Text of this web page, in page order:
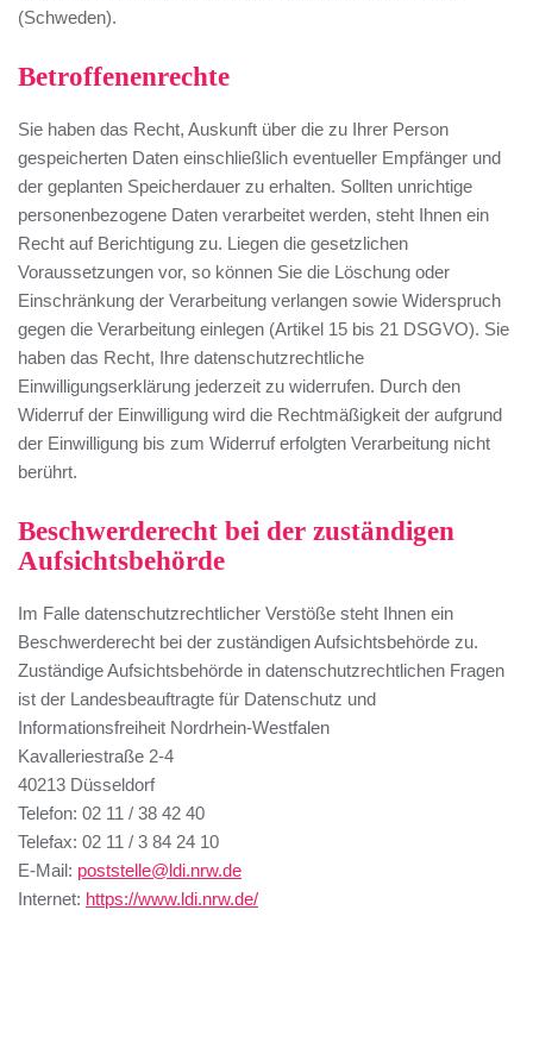
(Schweden).
Betroffenenrechte
Sie haben das Recht, Auskunft über die zu Ihrer Person
gespeicherten Daten einschließlich eventueller Empfänger und
der geplanten Speicherdauer zu erhalten. Sollten unrichtige
personenbezogene Daten verarbeitet werden, steht Ihnen ein
Recht auf Berichtigung zu. Liegen die gesetzlichen
Voraussetzungen vor, so können Sie die Löschung oder
Einschränkung der Verarbeitung verlangen sowie Widerspruch
gegen die Verarbeitung einlegen (Artikel 15 bis 21 DSGVO). Sie
haben das Recht, Ihre datenschutzrechtliche
Einwilligungserklärung jederzeit zu widerrufen. Durch den
Widerruf der Einwilligung wird die Rechtmäßigkeit der aufgrund
der Einwilligung bis zum Widerruf erfolgten Verarbeitung nicht
berührt.
Beschwerderecht bei der zuständigen
Aufsichtsbehörde
Im Falle datenschutzrechtlicher Verstöße steht Ihnen ein
Beschwerderecht bei der zuständigen Aufsichtsbehörde zu.
Zuständige Aufsichtsbehörde in datenschutzrechtlichen Fragen
ist der Landesbeauftragte für Datenschutz und
Informationsfreiheit Nordrhein-Westfalen
Kavalleriestraße 2-4
40213 Düsseldorf
Telefon: 02 11 / 38 42 40
Telefax: 02 11 / 3 84 24 10
E-Mail: poststelle@ldi.nrw.de
Internet: https://www.ldi.nrw.de/